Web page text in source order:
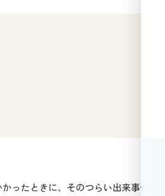
ったときに、そのつらい出来事や、